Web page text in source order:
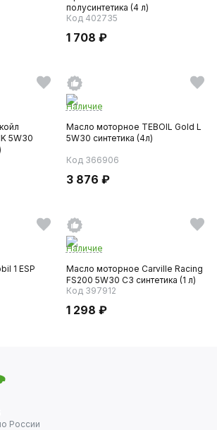
полусинтетика (4 л)
Код 402735
1 708 ₽
5W30
Наличие
Масло моторное TEBOIL Gold L
5W30 синтетика (4л)
Код 366906
3 876 ₽
1 ESP
Наличие
Масло моторное Carville Racing
FS200 5W30 C3 синтетика (1 л)
Код 397912
1 298 ₽
России